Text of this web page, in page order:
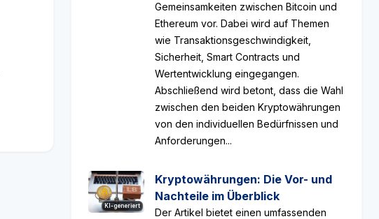
Gemeinsamkeiten zwischen Bitcoin und
Ethereum vor. Dabei wird auf Themen
wie Transaktionsgeschwindigkeit,
Sicherheit, Smart Contracts und
Wertentwicklung eingegangen.
Abschließend wird betont, dass die Wahl
zwischen den beiden Kryptowährungen
von den individuellen Bedürfnissen und
Anforderungen...
KI-generiert
Kryptowährungen: Die Vor- und
Nachteile im Überblick
Der Artikel bietet einen umfassenden